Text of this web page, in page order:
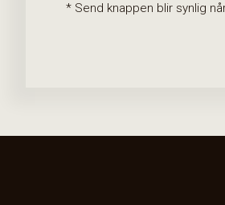
* Send knappen blir synlig